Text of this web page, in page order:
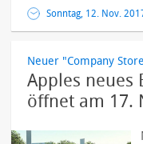
Sonntag, 12. Nov.
Neuer "Company
Apples neues
öffnet am 17.